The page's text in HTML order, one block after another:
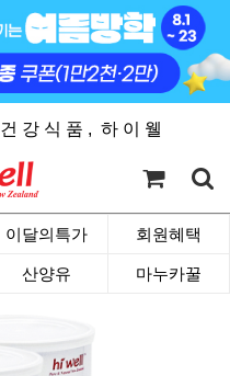
강 식 품 , 하 이 웰
이달의특가 회원혜택
산양유 마누카꿀